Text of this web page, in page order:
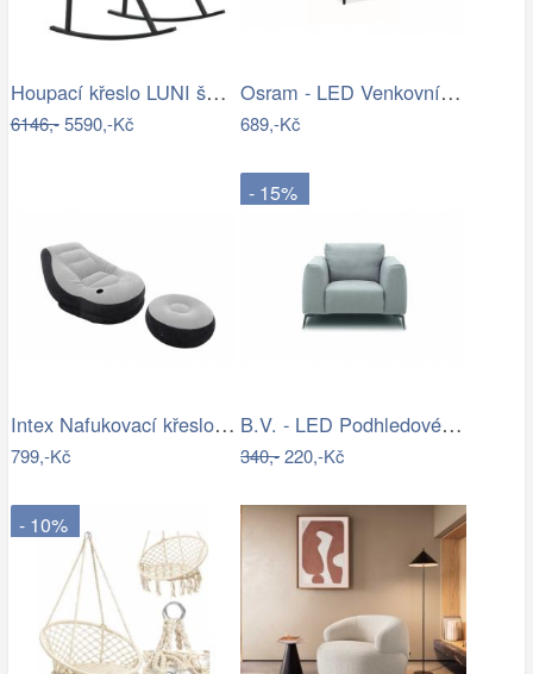
Houpací křeslo LUNI šedá 859FTN1704
6146,-5590,-Kč
Osram - LED Venkovní nástěnný reflektor…
689,-Kč
Intex Nafukovací křeslo ULTRA LOUNGE
799,-Kč
- 15%
B.V. - LED Podhledové svítidlo…
340,-220,-Kč
- 10%